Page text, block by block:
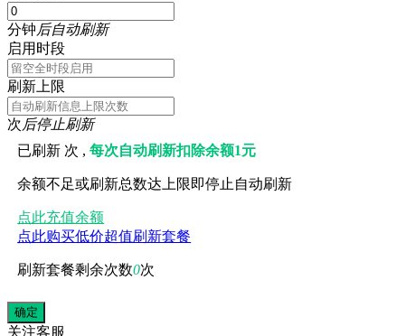
分钟后自动刷新
启用时段
刷新上限
次后停止刷新
已刷新 次 ,每次自动刷新扣除余额1元
余额不足或刷新总数达上限即停止自动刷新
点此充值余额
点此购买低价超值刷新套餐
刷新套餐剩余次数0次
关注客服